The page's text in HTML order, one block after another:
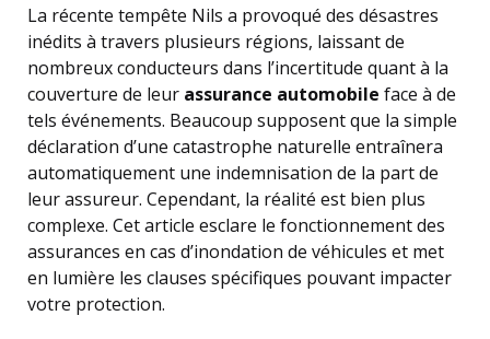
La récente tempête Nils a provoqué des désastres
inédits à travers plusieurs régions, laissant de
nombreux conducteurs dans l’incertitude quant à la
couverture de leur assurance automobile face à de
tels événements. Beaucoup supposent que la simple
déclaration d’une catastrophe naturelle entraînera
automatiquement une indemnisation de la part de
leur assureur. Cependant, la réalité est bien plus
complexe. Cet article esclare le fonctionnement des
assurances en cas d’inondation de véhicules et met
en lumière les clauses spécifiques pouvant impacter
votre protection.